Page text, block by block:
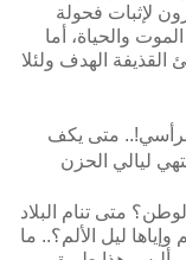
لإثبات فحولة
والحياة، أما
القذيفة الهدف ولئلا
برأسي!.. متى يكف
ليالي الحزن
متى تنام البلاد
ليل الألم؟.. ما